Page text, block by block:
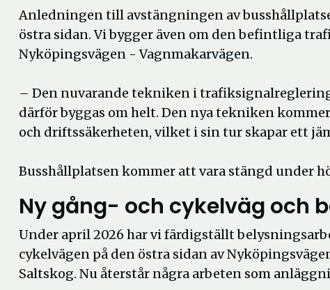
Anledningen till avstängningen av
östra sidan. Vi bygger även om den befintliga
Nyköpingsvägen - Vagnmakarvägen.
– Den nuvarande tekniken i
därför byggas om helt. Den nya tekniken
och driftssäkerheten, vilket i sin tur skapar ett
Busshållplatsen kommer att vara stängd under
Ny gång- och cykelväg och
Under april 2026 har vi färdigställt
cykelvägen på den östra sidan av
Saltskog. Nu återstår några arbeten som